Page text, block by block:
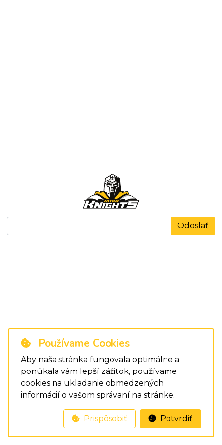
Odoslať
Používame Cookies
Aby naša stránka fungovala optimálne a
ponúkala vám lepší zážitok, používame
cookies na ukladanie obmedzených
informácií o vašom správaní na stránke.
Prispôsobiť Potvrdiť